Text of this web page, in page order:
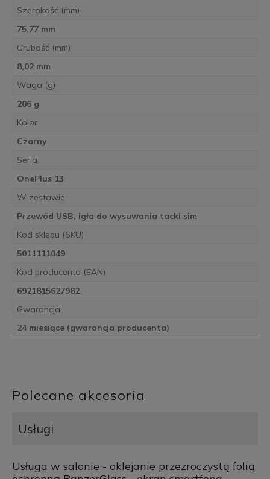
Szerokość (mm)
75,77 mm
Grubość (mm)
8,02 mm
Waga (g)
206 g
Kolor
Czarny
Seria
OnePlus 13
W zestawie
Przewód USB, igła do wysuwania tacki sim
Kod sklepu (SKU)
5011111049
Kod producenta (EAN)
6921815627982
Gwarancja
24 miesiące (gwarancja producenta)
Polecane akcesoria
Usługi
Usługa w salonie - oklejanie przezroczystą folią